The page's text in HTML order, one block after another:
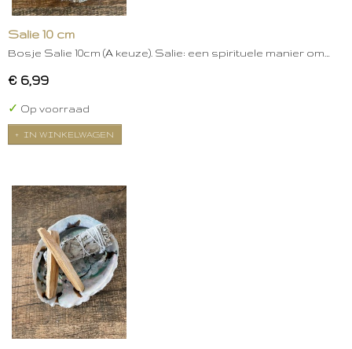
Salie 10 cm
Bosje Salie 10cm (A keuze). Salie: een spirituele manier om…
€ 6,99
✓ Op voorraad
IN WINKELWAGEN